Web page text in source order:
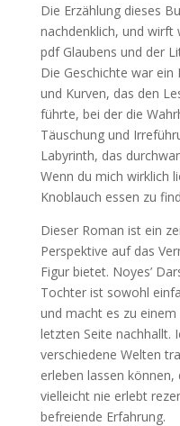
Die Erzählung dieses
nachdenklich, und wirft
pdf Glaubens und der
Die Geschichte war ein
und Kurven, das den
führte, bei der die
Täuschung und
Labyrinth, das
Wenn du mich wirklich
Knoblauch essen zu
Dieser Roman ist ein
Perspektive auf das
Figur bietet. Noyes’
Tochter ist sowohl
und macht es zu
letzten Seite nachhallt.
verschiedene Welten
erleben lassen
vielleicht nie erlebt
befreiende Erfahrung.